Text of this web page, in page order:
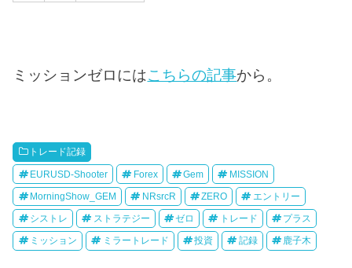
ミッションゼロにはこちらの記事から。
トレード記録
EURUSD-Shooter Forex Gem MISSION
MorningShow_GEM NRsrcR ZERO エントリー
シストレ ストラテジー ゼロ トレード プラス
ミッション ミラートレード 投資 記録 鹿子木